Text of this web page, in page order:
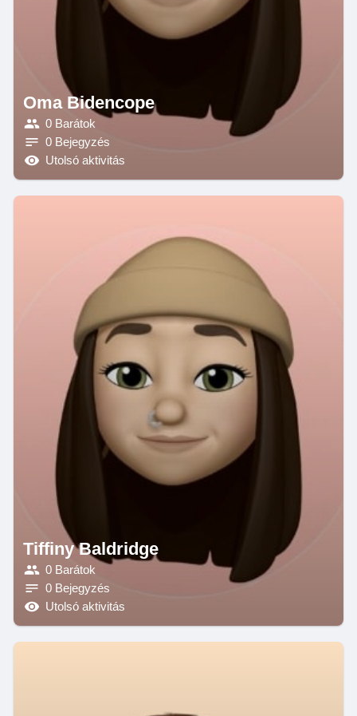
Oma Bidencope
0 Barátok
0 Bejegyzés
Utolsó aktivitás
Tiffiny Baldridge
0 Barátok
0 Bejegyzés
Utolsó aktivitás